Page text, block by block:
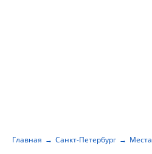
Главная Санкт-Петербург Места